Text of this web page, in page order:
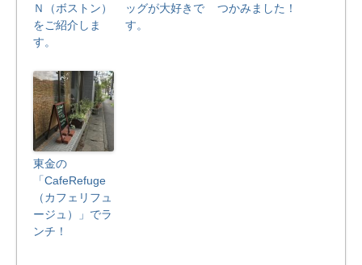
Ｎ（ボストン）
をご紹介しま
す。
ッグが大好きで
す。
つかみました！
東金の
「CafeRefuge
（カフェリフュ
ージュ）」でラ
ンチ！